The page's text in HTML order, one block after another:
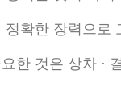
확한 장력으로
한 것은 상차 ·